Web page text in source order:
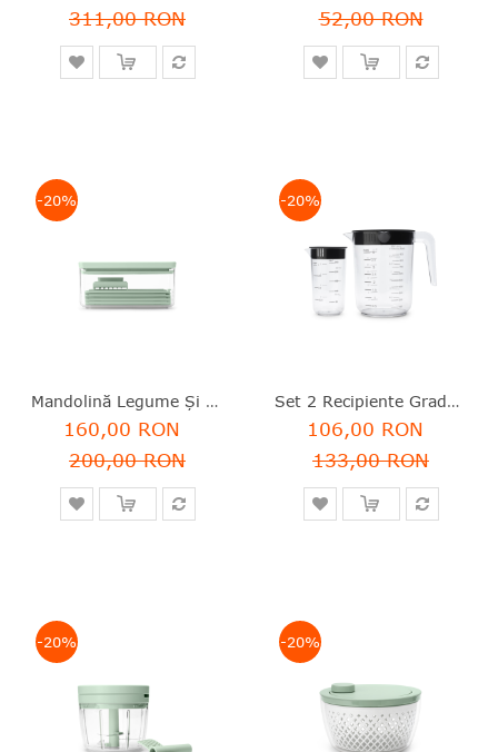
311,00 RON
52,00 RON
-20%
Mandolină Legume Și Fructe, 4 În 1, Plastic, Tasty+, Brabantia - 8710755145469
160,00 RON
200,00 RON
-20%
Set 2 Recipiente Gradate Cu Capac, 250+1000 Ml, Plastic, Tasty+, Brabantia - 8710755229480
106,00 RON
133,00 RON
-20% -20%